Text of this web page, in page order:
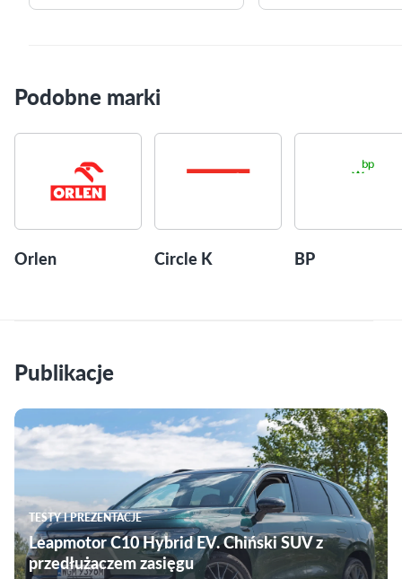
Podobne marki
Orlen Circle K BP
Publikacje
TESTY I PREZENTACJE
Leapmotor C10 Hybrid EV. Chiński SUV z
przedłużaczem zasięgu